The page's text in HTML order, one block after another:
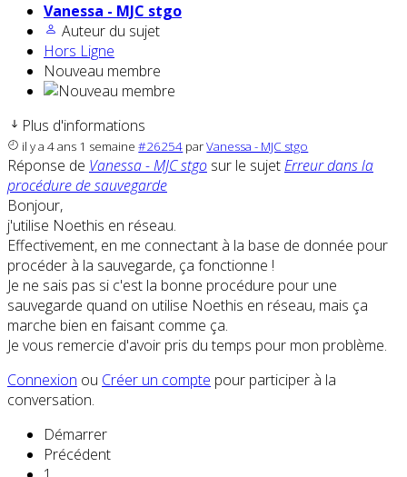
Vanessa - MJC stgo
Auteur du sujet
Hors Ligne
Nouveau membre
Plus d'informations
il y a 4 ans 1 semaine #26254 parVanessa - MJC stgo
Réponse de Vanessa - MJC stgo sur le sujetErreur dans la
procédure de sauvegarde
Bonjour,
j'utilise Noethis en réseau.
Effectivement, en me connectant à la base de donnée pour
procéder à la sauvegarde, ça fonctionne !
Je ne sais pas si c'est la bonne procédure pour une
sauvegarde quand on utilise Noethis en réseau, mais ça
marche bien en faisant comme ça.
Je vous remercie d'avoir pris du temps pour mon problème.
Connexion ou Créer un compte pour participer à la
conversation.
Démarrer
Précédent